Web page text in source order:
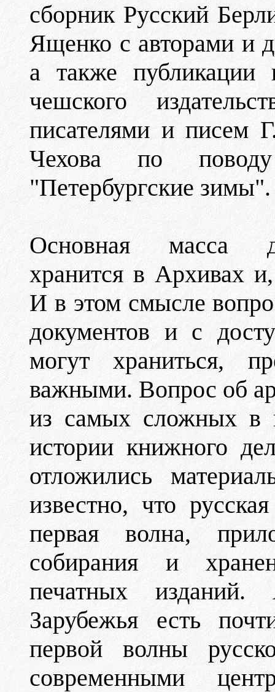
сборник Русский
Ященко с авторами и
а также
чешского
писателями и писем
Чехова по
"Петербургские зимы".
Основная масса
хранится в Архивах
И в этом смысле
документов и с
могут храниться,
важными. Вопрос об
из самых сложных в
истории книжного
отложились
известно, что
первая волна,
собирания и
печатных
Зарубежья есть
первой волны
современными